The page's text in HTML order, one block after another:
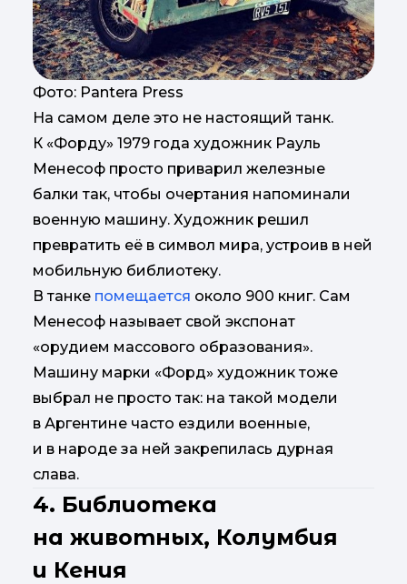
Фото: Pantera Press
На самом деле это не настоящий танк.
К «Форду» 1979 года художник Рауль
Менесоф просто приварил железные
балки так, чтобы очертания напоминали
военную машину. Художник решил
превратить её в символ мира, устроив в ней
мобильную библиотеку.
В танке помещается около 900 книг. Сам
Менесоф называет свой экспонат
«орудием массового образования».
Машину марки «Форд» художник тоже
выбрал не просто так: на такой модели
в Аргентине часто ездили военные,
и в народе за ней закрепилась дурная
слава.
4. Библиотека
на животных, Колумбия
и Кения